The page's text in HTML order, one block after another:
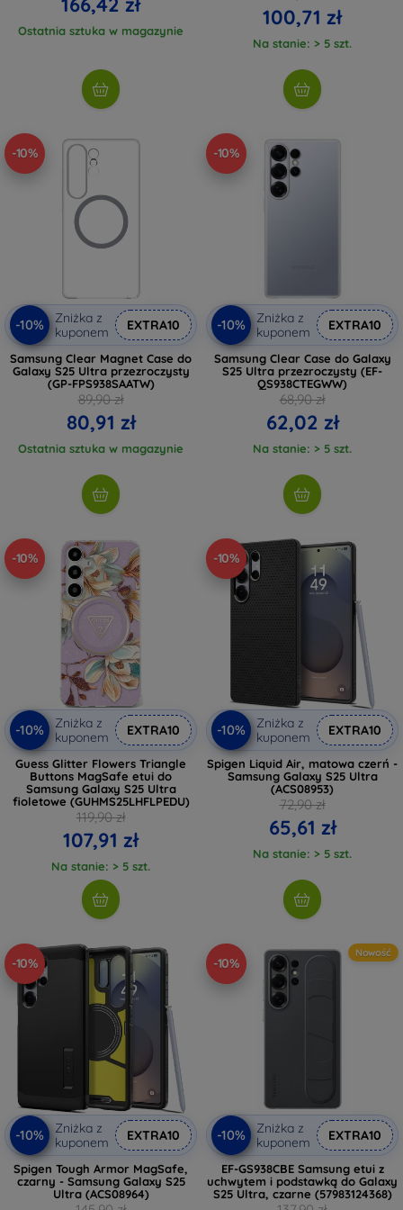
Ostatnia sztuka w magazynie
100,71 zł
Na stanie: > 5 szt.
-10%
-10%
Zniżka z
kuponem
EXTRA10
Samsung Clear Magnet Case do
Galaxy S25 Ultra przezroczysty
(GP-FPS938SAATW)
89,90 zł
80,91 zł
Ostatnia sztuka w magazynie
-10%
-10%
Zniżka z
kuponem
EXTRA10
Samsung Clear Case do Galaxy
S25 Ultra przezroczysty (EF-
QS938CTEGWW)
68,90 zł
62,02 zł
Na stanie: > 5 szt.
-10%
-10%
Zniżka z
kuponem
EXTRA10
Guess Glitter Flowers Triangle
Buttons MagSafe etui do
Samsung Galaxy S25 Ultra
fioletowe (GUHMS25LHFLPEDU)
119,90 zł
107,91 zł
Na stanie: > 5 szt.
-10%
-10%
Zniżka z
kuponem
EXTRA10
Spigen Liquid Air, matowa czerń -
Samsung Galaxy S25 Ultra
(ACS08953)
72,90 zł
65,61 zł
Na stanie: > 5 szt.
-10%
-10%
Zniżka z
kuponem
EXTRA10
Spigen Tough Armor MagSafe,
czarny - Samsung Galaxy S25
Ultra (ACS08964)
-10%
Nowość
-10%
Zniżka z
kuponem
EXTRA10
EF-GS938CBE Samsung etui z
uchwytem i podstawką do Galaxy
S25 Ultra, czarne (57983124368)